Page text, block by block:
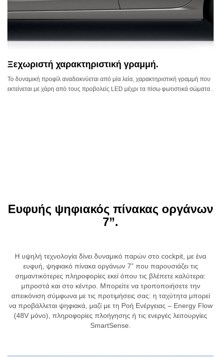
Ξεχωριστή χαρακτηριστική γραμμή.
Το δυναμική προφίλ αναδεικνύεται από μία λεία, χαρακτηριστική γραμμή που
εκτείνεται με χάρη από τους προβολείς LED μέχρι τα πίσω φωτιστικά σώματα .
Ευφυής ψηφιακός πίνακας οργάνων
7”.
Η υψηλή τεχνολογία δίνει δυναμικό παρών στο cockpit, με ένα
ευφυή, ψηφιακό πίνακα οργάνων 7” που παρουσιάζει τις
σημαντικότερες πληροφορίες εκεί όπου τις βλέπετε καλύτερα:
μπροστά και στο κέντρο. Μπορείτε να τροποποιήσετε την
απεικόνιση σύμφωνα με τις προτιμήσεις σας: η ταχύτητα μπορεί
να προβάλλεται ψηφιακά, μαζί με τη Ροή Ενέργειας – Energy Flow
(48V μόνο), πληροφορίες πλοήγησης ή τις ενεργές λειτουργίες
SmartSense.